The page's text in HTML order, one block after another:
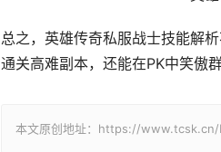
总之，英雄传奇私服战士技能解
通关高难副本，还能在PK中笑傲
本文原创地址：https://